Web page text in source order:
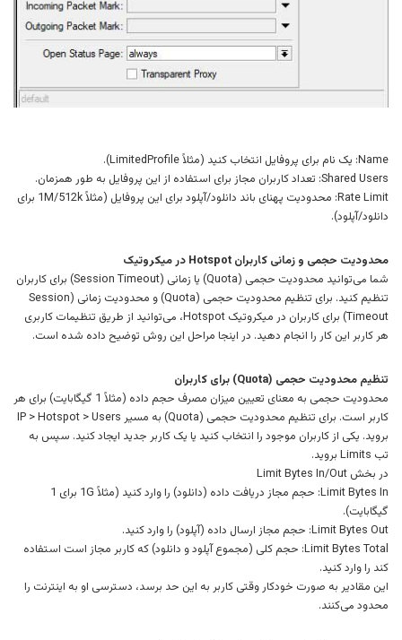
Name: یک نام برای پروفایل انتخاب کنید (مثلاً LimitedProfile).
Shared Users: تعداد کاربران مجاز برای استفاده از این پروفایل به طور همزمان.
Rate Limit: محدودیت پهنای باند دانلود/آپلود برای این پروفایل (مثلاً 1M/512k برای
دانلود/آپلود).
محدودیت حجمی و زمانی کاربران Hotspot در میکروتیک
شما می‌توانید محدودیت حجمی (Quota) یا زمانی (Session Timeout) برای کاربران
تنظیم کنید. برای تنظیم محدودیت حجمی (Quota) و محدودیت زمانی (Session
Timeout) برای کاربران در میکروتیک Hotspot، می‌توانید از طریق تنظیمات کاربری
هر کاربر این کار را انجام دهید. در اینجا مراحل این روش توضیح داده شده است.
تنظیم محدودیت حجمی (Quota) برای کاربران
محدودیت حجمی به معنای تعیین میزان مصرف حجم داده (مثلاً 1 گیگابایت) برای هر
کاربر است. برای تنظیم محدودیت حجمی (Quota) به مسیر IP > Hotspot > Users
بروید. یکی از کاربران موجود را انتخاب کنید یا یک کاربر جدید ایجاد کنید. سپس به
تب Limits بروید.
در بخش Limit Bytes In/Out
Limit Bytes In: حجم مجاز دریافت داده (دانلود) را وارد کنید (مثلاً 1G برای 1
گیگابایت).
Limit Bytes Out: حجم مجاز ارسال داده (آپلود) را وارد کنید.
Limit Bytes Total: حجم کلی (مجموع آپلود و دانلود) که کاربر مجاز است استفاده
کند را وارد کنید.
این مقادیر به صورت خودکار وقتی کاربر به این حد برسد، دسترسی او به اینترنت را
محدود می‌کنند.